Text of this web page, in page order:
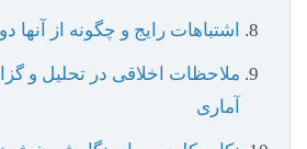
اشتباهات رایج و چگونه از آنها
ملاحظات اخلاقی در تحلیل و
آماری